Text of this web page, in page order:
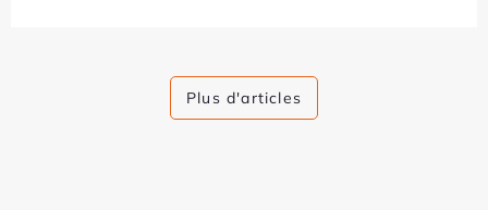
Plus d'articles